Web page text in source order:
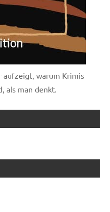
aufzeigt, warum Krimis
als man denkt.